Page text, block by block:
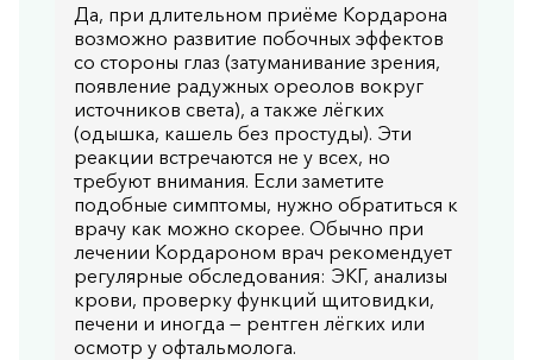
Да, при длительном приёме Кордарона
возможно развитие побочных эффектов
со стороны глаз (затуманивание зрения,
появление радужных ореолов вокруг
источников света), а также лёгких
(одышка, кашель без простуды). Эти
реакции встречаются не у всех, но
требуют внимания. Если заметите
подобные симптомы, нужно обратиться к
врачу как можно скорее. Обычно при
лечении Кордароном врач рекомендует
регулярные обследования: ЭКГ, анализы
крови, проверку функций щитовидки,
печени и иногда — рентген лёгких или
осмотр у офтальмолога.